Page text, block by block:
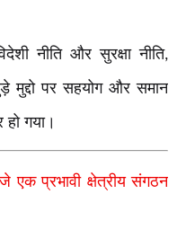
नीति और सुरक्षा नीति,
मुद्दो पर सहयोग और समान
गया।
एक प्रभावी क्षेत्रीय संगठन